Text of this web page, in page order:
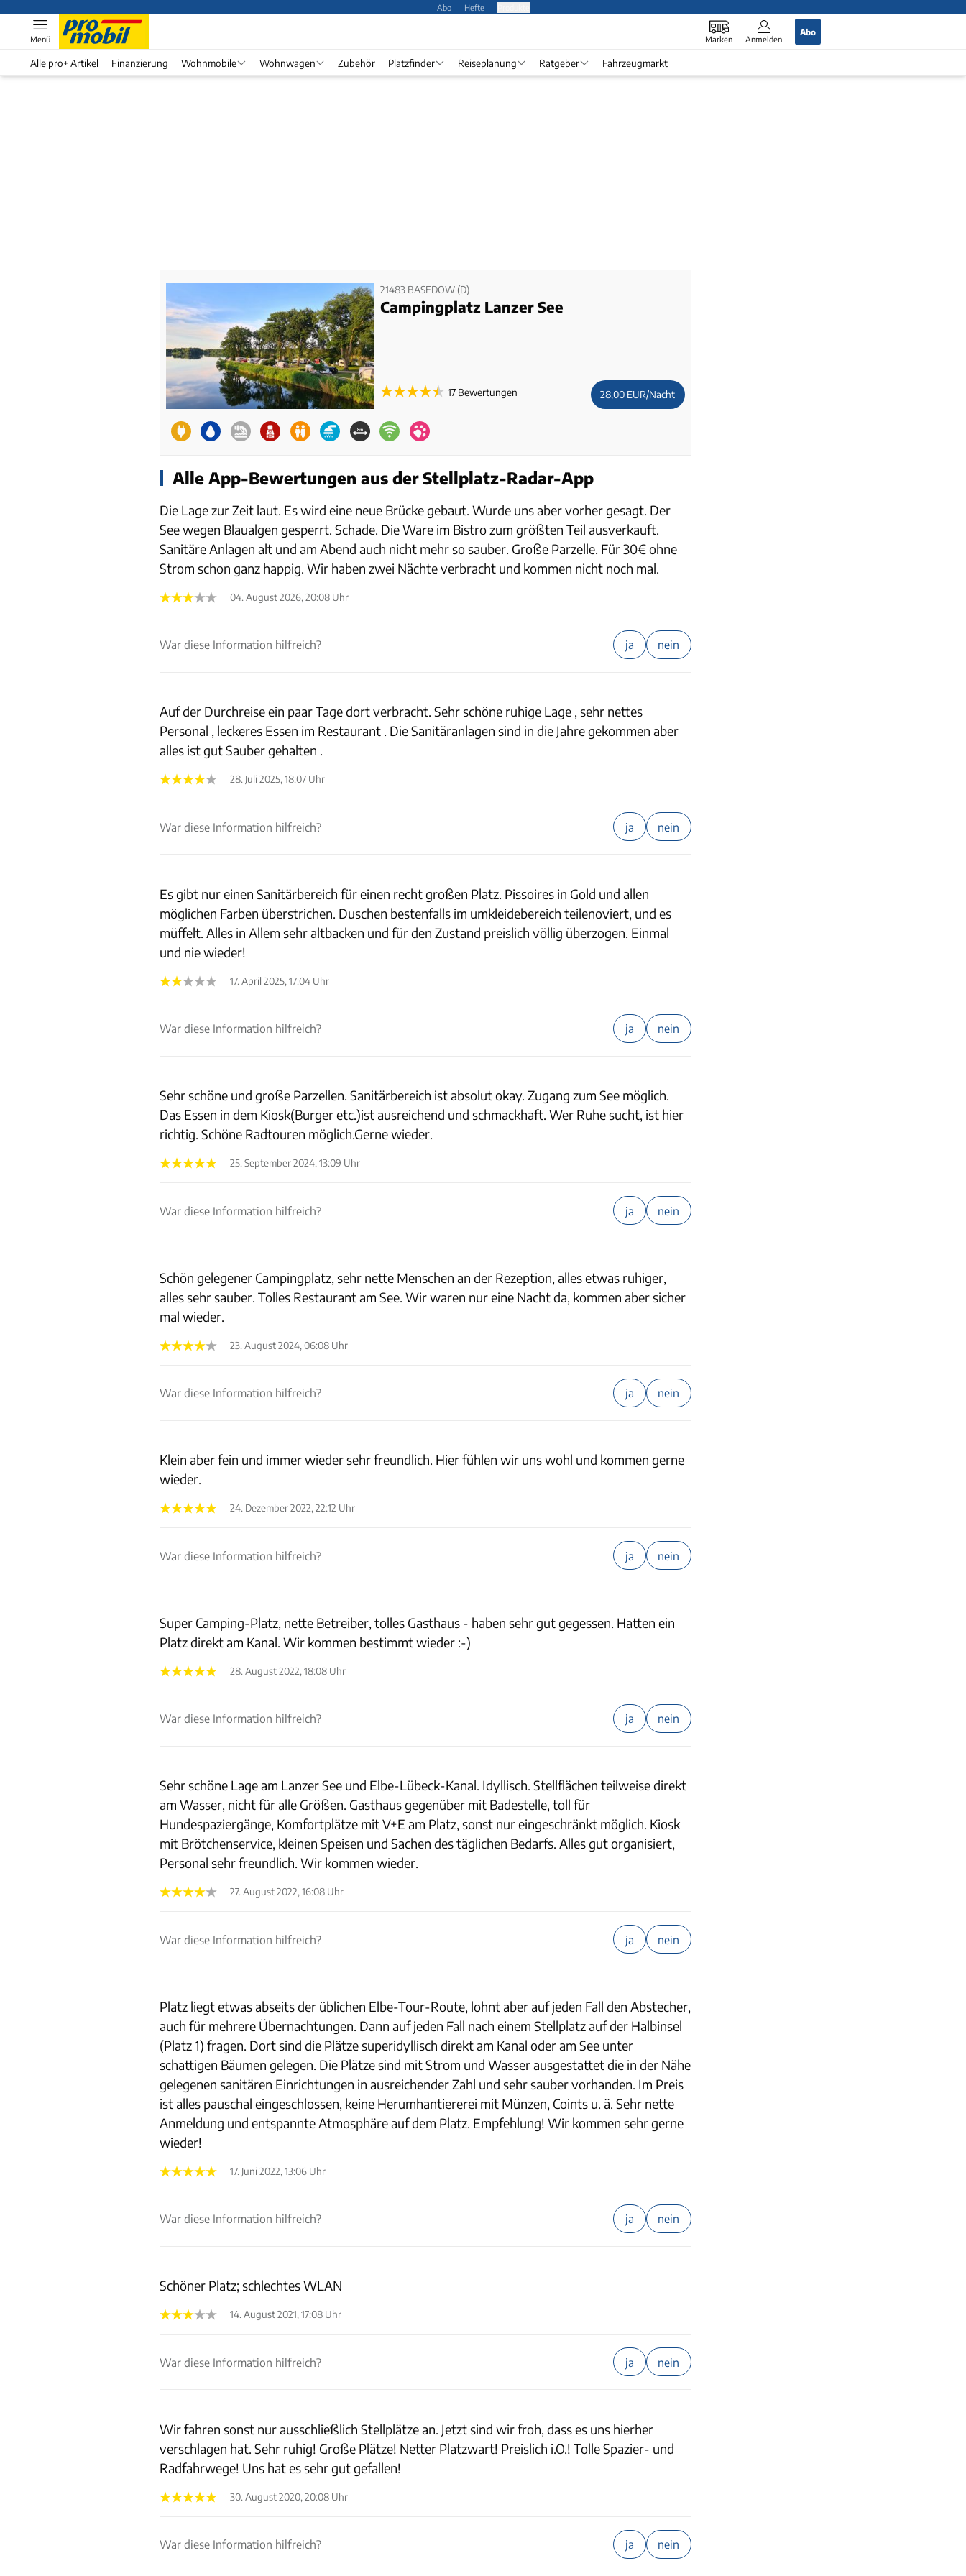
Abo Hefte
Marken Anmelden
Abo
Menü
Alle pro+ Artikel Finanzierung Wohnmobile Wohnwagen Zubehör Platzfinder Reiseplanung Ratgeber Fahrzeugmarkt
21483 BASEDOW (D)
Campingplatz Lanzer See
17 Bewertungen 28,00 EUR/Nacht
Alle App-Bewertungen aus der Stellplatz-Radar-App
Die Lage zur Zeit laut. Es wird eine neue Brücke gebaut. Wurde uns aber vorher gesagt. Der
See wegen Blaualgen gesperrt. Schade. Die Ware im Bistro zum größten Teil ausverkauft.
Sanitäre Anlagen alt und am Abend auch nicht mehr so sauber. Große Parzelle. Für 30€ ohne
Strom schon ganz happig. Wir haben zwei Nächte verbracht und kommen nicht noch mal.
04. August 2026, 20:08 Uhr
War diese Information hilfreich? ja nein
Auf der Durchreise ein paar Tage dort verbracht. Sehr schöne ruhige Lage , sehr nettes
Personal , leckeres Essen im Restaurant . Die Sanitäranlagen sind in die Jahre gekommen aber
alles ist gut Sauber gehalten .
28. Juli 2025, 18:07 Uhr
War diese Information hilfreich? ja nein
Es gibt nur einen Sanitärbereich für einen recht großen Platz. Pissoires in Gold und allen
möglichen Farben überstrichen. Duschen bestenfalls im umkleidebereich teilenoviert, und es
müffelt. Alles in Allem sehr altbacken und für den Zustand preislich völlig überzogen. Einmal
und nie wieder!
17. April 2025, 17:04 Uhr
War diese Information hilfreich? ja nein
Sehr schöne und große Parzellen. Sanitärbereich ist absolut okay. Zugang zum See möglich.
Das Essen in dem Kiosk(Burger etc.)ist ausreichend und schmackhaft. Wer Ruhe sucht, ist hier
richtig. Schöne Radtouren möglich.Gerne wieder.
25. September 2024, 13:09 Uhr
War diese Information hilfreich? ja nein
Schön gelegener Campingplatz, sehr nette Menschen an der Rezeption, alles etwas ruhiger,
alles sehr sauber. Tolles Restaurant am See. Wir waren nur eine Nacht da, kommen aber sicher
mal wieder.
23. August 2024, 06:08 Uhr
War diese Information hilfreich? ja nein
Klein aber fein und immer wieder sehr freundlich. Hier fühlen wir uns wohl und kommen gerne
wieder.
24. Dezember 2022, 22:12 Uhr
War diese Information hilfreich? ja nein
Super Camping-Platz, nette Betreiber, tolles Gasthaus - haben sehr gut gegessen. Hatten ein
Platz direkt am Kanal. Wir kommen bestimmt wieder :-)
28. August 2022, 18:08 Uhr
War diese Information hilfreich? ja nein
Sehr schöne Lage am Lanzer See und Elbe-Lübeck-Kanal. Idyllisch. Stellflächen teilweise direkt
am Wasser, nicht für alle Größen. Gasthaus gegenüber mit Badestelle, toll für
Hundespaziergänge, Komfortplätze mit V+E am Platz, sonst nur eingeschränkt möglich. Kiosk
mit Brötchenservice, kleinen Speisen und Sachen des täglichen Bedarfs. Alles gut organisiert,
Personal sehr freundlich. Wir kommen wieder.
27. August 2022, 16:08 Uhr
War diese Information hilfreich? ja nein
Platz liegt etwas abseits der üblichen Elbe-Tour-Route, lohnt aber auf jeden Fall den Abstecher,
auch für mehrere Übernachtungen. Dann auf jeden Fall nach einem Stellplatz auf der Halbinsel
(Platz 1) fragen. Dort sind die Plätze superidyllisch direkt am Kanal oder am See unter
schattigen Bäumen gelegen. Die Plätze sind mit Strom und Wasser ausgestattet die in der Nähe
gelegenen sanitären Einrichtungen in ausreichender Zahl und sehr sauber vorhanden. Im Preis
ist alles pauschal eingeschlossen, keine Herumhantiererei mit Münzen, Coints u. ä. Sehr nette
Anmeldung und entspannte Atmosphäre auf dem Platz. Empfehlung! Wir kommen sehr gerne
wieder!
17. Juni 2022, 13:06 Uhr
War diese Information hilfreich? ja nein
Schöner Platz; schlechtes WLAN
14. August 2021, 17:08 Uhr
War diese Information hilfreich? ja nein
Wir fahren sonst nur ausschließlich Stellplätze an. Jetzt sind wir froh, dass es uns hierher
verschlagen hat. Sehr ruhig! Große Plätze! Netter Platzwart! Preislich i.O.! Tolle Spazier- und
Radfahrwege! Uns hat es sehr gut gefallen!
30. August 2020, 20:08 Uhr
War diese Information hilfreich? ja nein